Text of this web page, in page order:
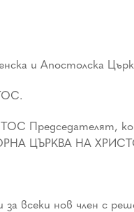
и Апостолска
Председателят,
ЦЪРКВА НА
всеки нов член с